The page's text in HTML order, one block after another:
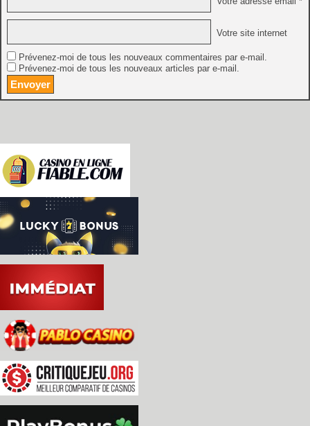
Votre site internet
Prévenez-moi de tous les nouveaux commentaires par e-mail.
Prévenez-moi de tous les nouveaux articles par e-mail.